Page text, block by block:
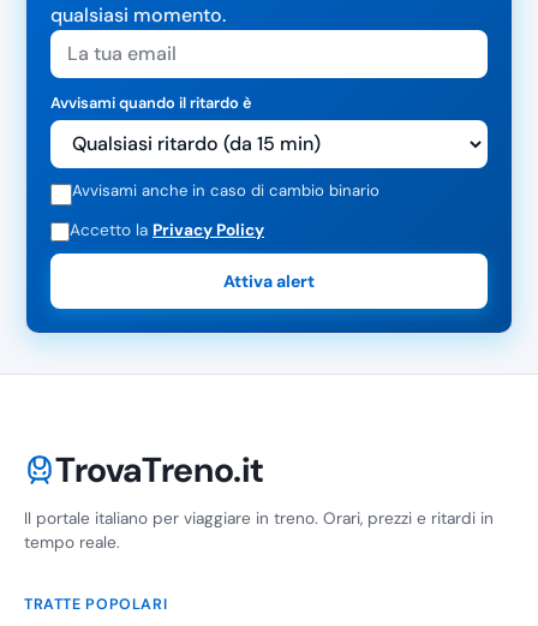
qualsiasi momento.
Avvisami quando il ritardo è
Avvisami anche in caso di cambio binario
Accetto la Privacy Policy
Attiva alert
TrovaTreno.it
Il portale italiano per viaggiare in treno. Orari, prezzi e ritardi in
tempo reale.
TRATTE POPOLARI